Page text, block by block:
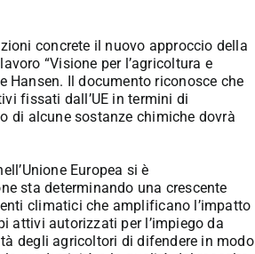
concrete il nuovo approccio della
“Visione per l’agricoltura e
Hansen. Il documento riconosce che
fissati dall’UE in termini di
di alcune sostanze chimiche dovrà
Europea si è
sta determinando una crescente
climatici che amplificano l’impatto
attivi autorizzati per l’impiego da
degli agricoltori di difendere in modo